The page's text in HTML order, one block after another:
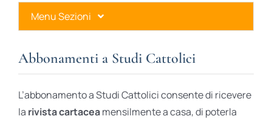
Menu Sezioni
Ares Gold
Ares Digital
Abbonamenti a Studi Cattolici
L’abbonamento a Studi Cattolici consente di ricevere
la rivista cartaceamensilmente a casa, di poterla